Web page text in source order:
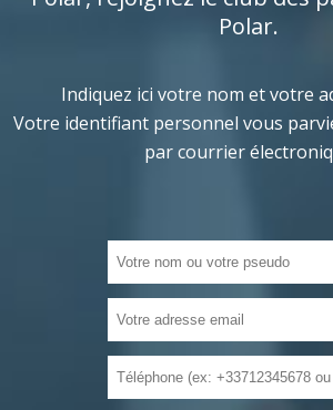
Polar.
Indiquez ici votre nom et votre
Votre identifiant personnel vous
par courrier